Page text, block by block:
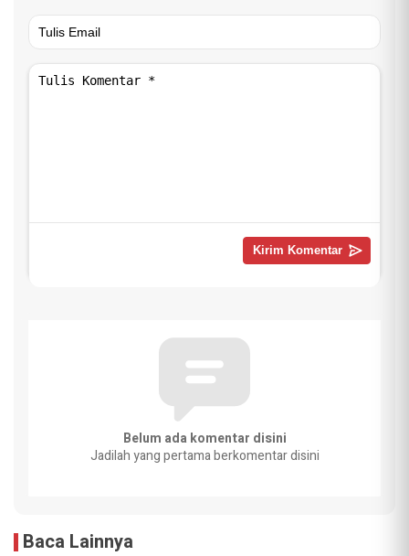
Belum ada komentar disini
Jadilah yang pertama berkomentar disini
Baca Lainnya